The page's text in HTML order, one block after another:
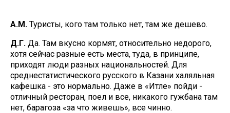
А.М. Туристы, кого там только нет, там же дешево.
Д.Г. Да. Там вкусно кормят, относительно недорого,
хотя сейчас разные есть места, туда, в принципе,
приходят люди разных национальностей. Для
среднестатистического русского в Казани халяльная
кафешка - это нормально. Даже в «Итле» пойди -
отличный ресторан, поел и все, никакого гужбана там
нет, барагоза «за что живешь», все чинно.